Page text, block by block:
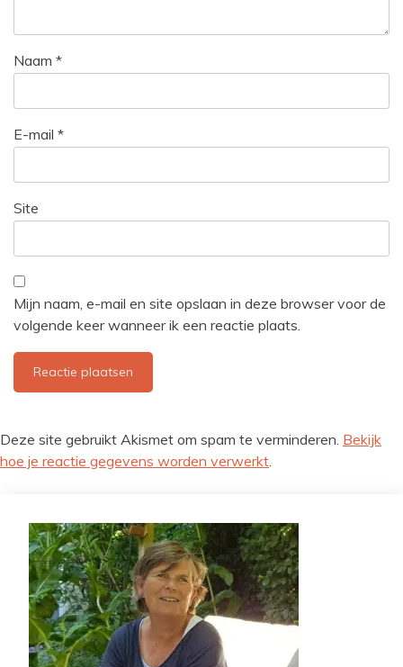
Naam *
E-mail *
Site
Mijn naam, e-mail en site opslaan in deze browser voor de
volgende keer wanneer ik een reactie plaats.
Deze site gebruikt Akismet om spam te verminderen. Bekijk
hoe je reactie gegevens worden verwerkt